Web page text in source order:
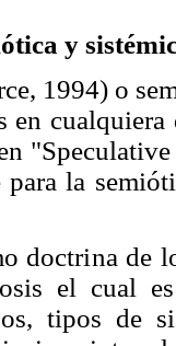
y
1994) o
en
la
doctrina de
el cual
tipos de